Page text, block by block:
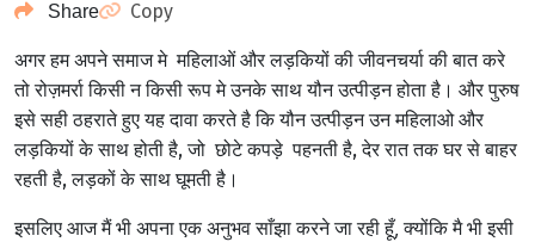
Share Copy
अगर हम अपने समाज मे महिलाओं और लड़कियों की जीवनचर्या की बात करे
तो रोज़मर्रा किसी न किसी रूप मे उनके साथयौन उत्पीड़नहोता है। और पुरुष
इसे सही ठहराते हुए यह दावा करते है कियौन उत्पीड़नउन महिलाओ और
लड़कियों के साथ होती है, जो छोटे कपड़े पहनती है, देर रात तक घर से बाहर
रहती है, लड़कों के साथ घूमती है।
इसलिए आज मैं भी अपना एक अनुभव साँझा करने जा रही हूँ, क्योंकि मै भी इसी